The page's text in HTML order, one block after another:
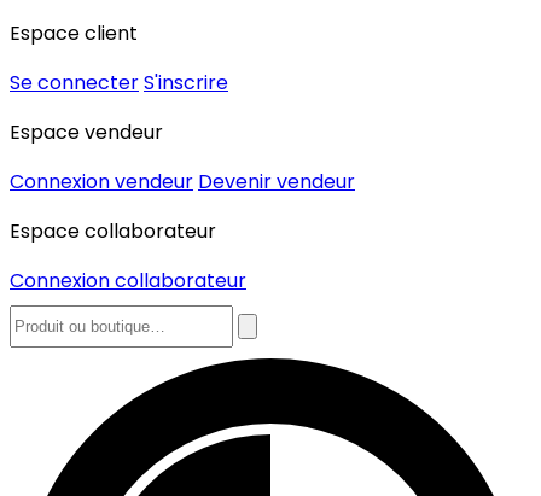
Espace client
Se connecterS'inscrire
Espace vendeur
Connexion vendeur Devenir vendeur
Espace collaborateur
Connexion collaborateur